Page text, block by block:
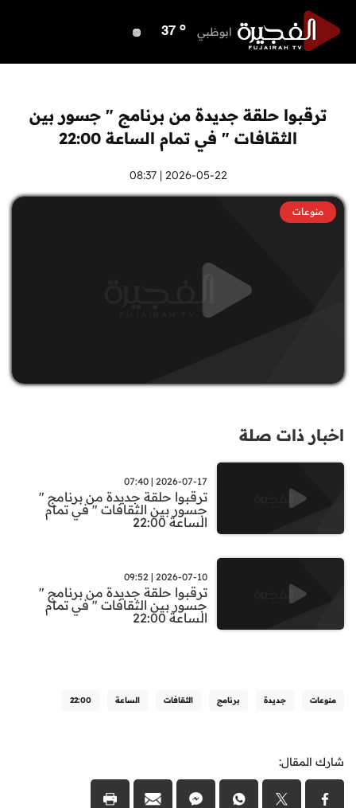
ابوظبي 37 o
الشارقة 39 o
عجمان 40 o
أم القيوين 40 o
راس الخيمة 40 o
ترقبوا حلقة جديدة من برنامج " جسور بين
الثقافات " في تمام الساعة 22:00
2026-05-22 | 08:37
منوعات
اخبار ذات صلة
2026-07-17 | 07:40
ترقبوا حلقة جديدة من برنامج "
جسور بين الثقافات " في تمام
الساعة 22:00
2026-07-10 | 09:52
ترقبوا حلقة جديدة من برنامج "
جسور بين الثقافات " في تمام
الساعة 22:00
منوعات جديدة برنامج الثقافات الساعة 22:00
شارك المقال: